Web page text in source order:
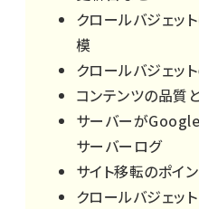
クロールバジェッ
模
クロールバジェット
コンテンツの品質
サーバーが
サーバーログ
サイト移転のポイ
クロールバジェッ